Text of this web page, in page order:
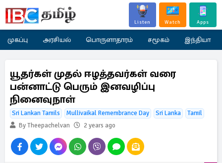
Listen Watch Apps
முகப்பு அரசியல் பொருளாதாரம் சமூகம் இந்தியா
யூதர்கள் முதல் ஈழத்தவர்கள் வரை
பன்னாட்டு பெரும் இனவழிப்பு
நினைவுநாள்
Sri Lankan Tamils Mullivaikal Remembrance Day Sri Lanka
Tamil
By Theepachelvan
2 years ago